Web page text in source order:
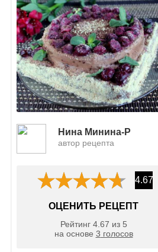
Нина Минина-Р
автор рецепта
4.67
ОЦЕНИТЬ РЕЦЕПТ
Рейтинг 4.67 из 5
на основе 3 голосов